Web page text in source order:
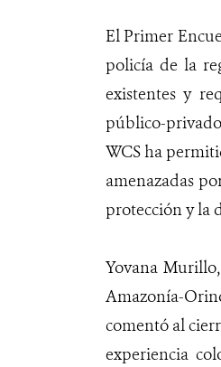
El Primer
policía de la
existentes y
público-
WCS ha
amenazadas
protección y la
Yovana
Amazonía-
comentó al
experiencia